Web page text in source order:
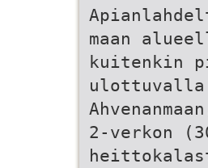
maan
kuitenkin
ulottuvalla
2-verkon